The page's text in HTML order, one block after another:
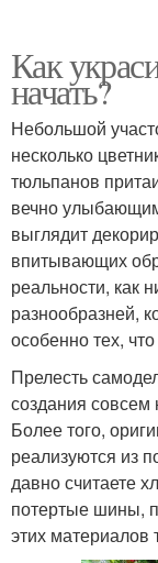
Как
начать?
Небольшой
несколько
тюльпанов
вечно
выглядит
впитывающих
реальности, как
разнообразней,
особенно тех,
Прелесть
создания
Более того,
реализуются из
давно считаете
потертые шины,
этих материалов